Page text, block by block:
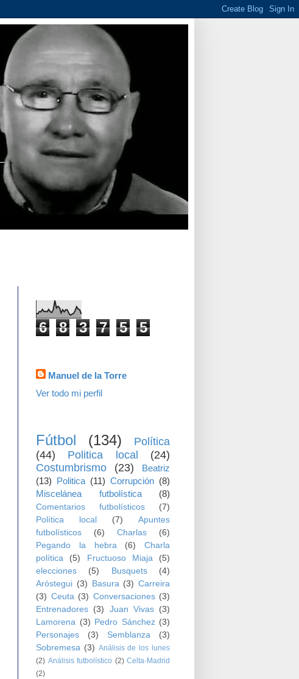
6 8 3 7 5 5
Manuel de la Torre
Ver todo mi perfil
Fútbol (134)
Política
(44)
Politica local
(24)
Costumbrismo
(23)
Beatriz
(13) Politica (11) Corrupción (8)
Miscelánea futbolística
(8)
Comentarios futbolísticos
(7)
Política local
(7)
Apuntes
futbolísticos
(6) Charlas
(6)
Pegando la hebra
(6)
Charla
política
(5) Fructuoso Miaja
(5)
elecciones
(5) Busquets
(4)
Aróstegui (3) Basura (3) Carreira
(3) Ceuta (3) Conversaciones (3)
Entrenadores (3) Juan Vivas
(3)
Lamorena (3) Pedro Sánchez (3)
Personajes
(3) Semblanza
(3)
Sobremesa (3) Análisis de los lunes
(2) Análisis futbolístico (2) Celta-Madrid
(2)